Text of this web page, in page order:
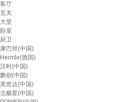
客厅
玄关
大堂
卧室
厨卫
康巴丝(中国)
Hermle(德国)
汉时(中国)
鹏创(中国)
美世达(中国)
北极星(中国)